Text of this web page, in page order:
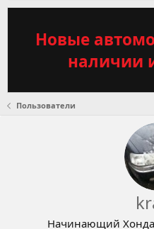
Новые
наличии
Пользователи
Начинающий